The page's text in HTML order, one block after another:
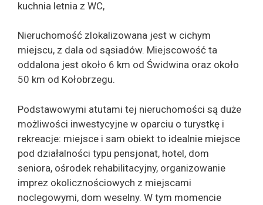
kuchnia letnia z WC,
Nieruchomość zlokalizowana jest w cichym
miejscu, z dala od sąsiadów. Miejscowość ta
oddalona jest około 6 km od Świdwina oraz około
50 km od Kołobrzegu.
Podstawowymi atutami tej nieruchomości są duże
możliwości inwestycyjne w oparciu o turystkę i
rekreacje: miejsce i sam obiekt to idealnie miejsce
pod działalności typu pensjonat, hotel, dom
seniora, ośrodek rehabilitacyjny, organizowanie
imprez okolicznościowych z miejscami
noclegowymi, dom weselny. W tym momencie